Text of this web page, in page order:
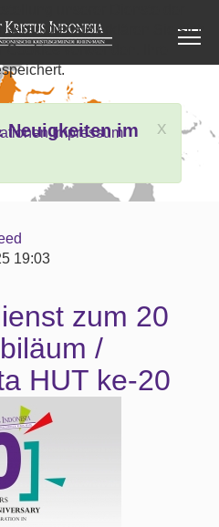
x
Neuigkeiten im
19:03
zum 20
/
HUT ke-20
Dienste erklären Sie sich
Cookies verwenden. Ihre
Impressum